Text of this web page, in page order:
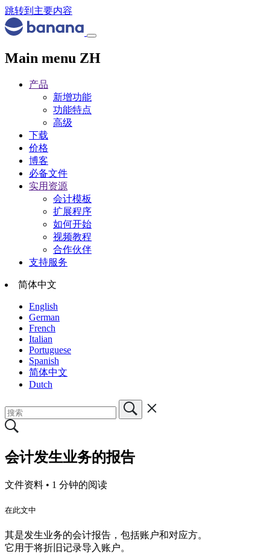
跳转到主要内容
Main menu ZH
产品
新增功能
功能特点
高级
下载
价格
博客
必备文件
实用资源
会计模板
扩展程序
如何开始
视频教程
合作伙伴
支持服务
简体中文
English
German
French
Italian
Portuguese
Spanish
简体中文
Dutch
会计发生业务的报告
文件资料 • 1 分钟的阅读
在此文中
其是发生业务的会计报告，包括账户和对应方。
它用于将折旧记录导入账户。